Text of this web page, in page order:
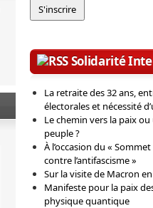
Solidarité
La retraite des 32 ans,
électorales et nécessité
Le chemin vers la paix
peuple ?
À l’occasion du «
contre l’antifascisme »
Sur la visite de Macron
Manifeste pour la paix
physique quantique